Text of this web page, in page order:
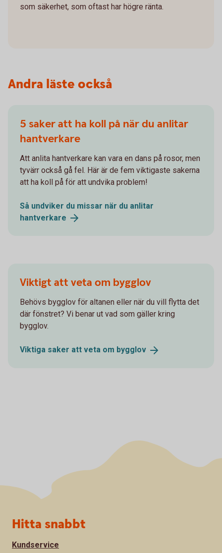
som säkerhet, som oftast har högre ränta.
Andra läste också
5 saker att ha koll på när du anlitar
hantverkare
Att anlita hantverkare kan vara en dans på rosor, men
tyvärr också gå fel. Här är de fem viktigaste sakerna
att ha koll på för att undvika problem!
Så undviker du missar när du anlitar
hantverkare
Viktigt att veta om bygglov
Behövs bygglov för altanen eller när du vill flytta det
där fönstret? Vi benar ut vad som gäller kring
bygglov.
Viktiga saker att veta om bygglov
Sidfot
Hitta snabbt
Kundservice